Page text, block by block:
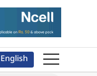
English